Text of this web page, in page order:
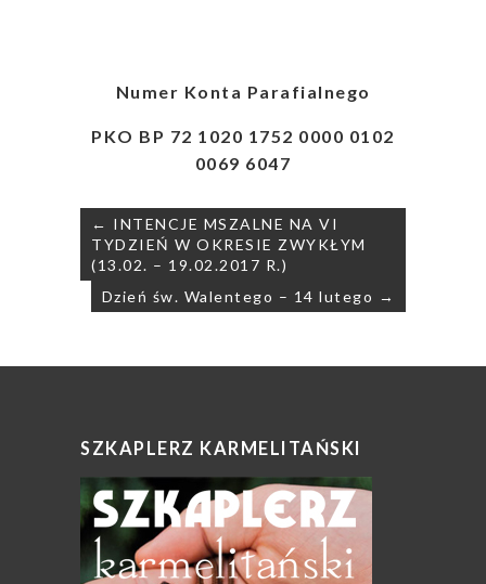
Numer Konta Parafialnego
PKO BP 72 1020 1752 0000 0102
0069 6047
Nawigacja
wpisu
← INTENCJE MSZALNE NA VI
TYDZIEŃ W OKRESIE ZWYKŁYM
(13.02. – 19.02.2017 R.)
Dzień św. Walentego – 14 lutego →
SZKAPLERZ KARMELITAŃSKI